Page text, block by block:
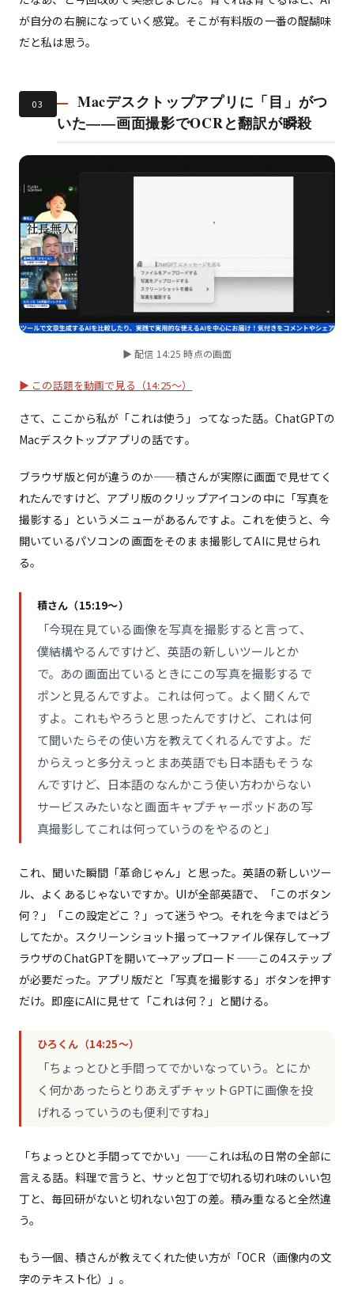
が自分の右腕になっていく感覚。そこが有料版の一番の醍醐味
だと私は思う。
03
Macデスクトップアプリに「目」がつ
いた——画面撮影でOCRと翻訳が瞬殺
▶ 配信 14:25 時点の画面
▶ この話題を動画で見る（14:25〜）
さて、ここから私が「これは使う」ってなった話。ChatGPTの
Macデスクトップアプリの話です。
ブラウザ版と何が違うのか——積さんが実際に画面で見せてく
れたんですけど、アプリ版のクリップアイコンの中に「写真を
撮影する」というメニューがあるんですよ。これを使うと、今
開いているパソコンの画面をそのまま撮影してAIに見せられ
る。
積さん（15:19〜）
「今現在見ている画像を写真を撮影すると言って、
僕結構やるんですけど、英語の新しいツールとか
で。あの画面出ているときにこの写真を撮影するで
ポンと見るんですよ。これは何って。よく聞くんで
すよ。これもやろうと思ったんですけど、これは何
て聞いたらその使い方を教えてくれるんですよ。だ
からえっと多分えっとまあ英語でも日本語もそうな
んですけど、日本語のなんかこう使い方わからない
サービスみたいなと画面キャプチャーポッドあの写
真撮影してこれは何っていうのをやるのと」
これ、聞いた瞬間「革命じゃん」と思った。英語の新しいツー
ル、よくあるじゃないですか。UIが全部英語で、「このボタン
何？」「この設定どこ？」って迷うやつ。それを今まではどう
してたか。スクリーンショット撮って→ファイル保存して→ブ
ラウザのChatGPTを開いて→アップロード——この4ステップ
が必要だった。アプリ版だと「写真を撮影する」ボタンを押す
だけ。即座にAIに見せて「これは何？」と聞ける。
ひろくん（14:25〜）
「ちょっとひと手間ってでかいなっていう。とにか
く何かあったらとりあえずチャットGPTに画像を投
げれるっていうのも便利ですね」
「ちょっとひと手間ってでかい」——これは私の日常の全部に
言える話。料理で言うと、サッと包丁で切れる切れ味のいい包
丁と、毎回研がないと切れない包丁の差。積み重なると全然違
う。
もう一個、積さんが教えてくれた使い方が「OCR（画像内の文
字のテキスト化）」。